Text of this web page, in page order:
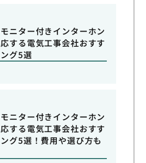
ニター付きインターホン
する電気工事会社おすす
グ5選
ニター付きインターホン
する電気工事会社おすす
グ5選！費用や選び方も